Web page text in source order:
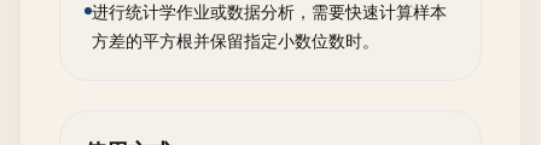
进行统计学作业或数据分析，需要快速计算样本
方差的平方根并保留指定小数位数时。